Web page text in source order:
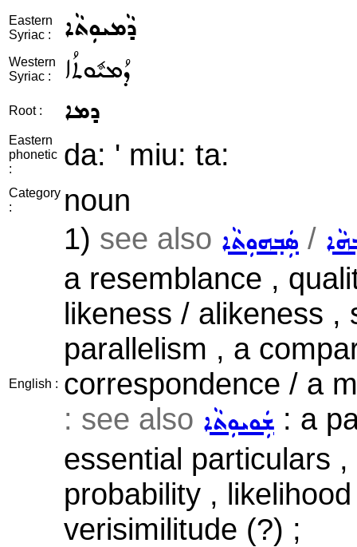
Eastern
Syriac :
ܕܵܡܝܘܼܬܵܐ
Western
Syriac :
ܕܳܡܝܽܘܬܳܐ
Root : ܕܡܐ
Eastern
phonetic
:
da: ' miu: ta:
Category
:
noun
English :
1) see also ܣܲܒ݂ܗܘܼܬܵܐ /
a resemblance ,
likeness / alikeness ,
parallelism , a
correspondence / a
: see also ܫܲܘܝܘܼܬܵܐ : a
essential particulars
probability ,
verisimilitude (?) ;